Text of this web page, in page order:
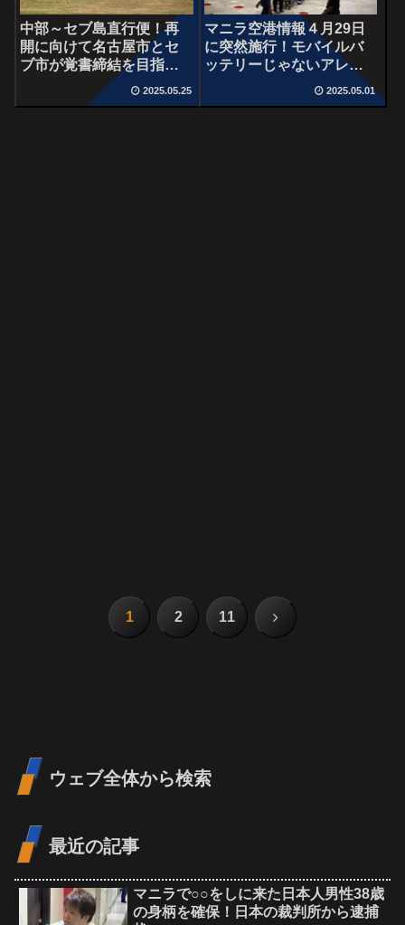
中部～セブ島直行便！再
開に向けて名古屋市とセ
ブ市が覚書締結を目指す
2025.05.25
マニラ空港情報４月29日
に突然施行！モバイルバ
ッテリーじゃないアレと
2025.05.01
1 2 11 次
ウェブ全体から検索
最近の記事
マニラで○○をしに来た日本人男性38歳
の身柄を確保！日本の裁判所から逮捕